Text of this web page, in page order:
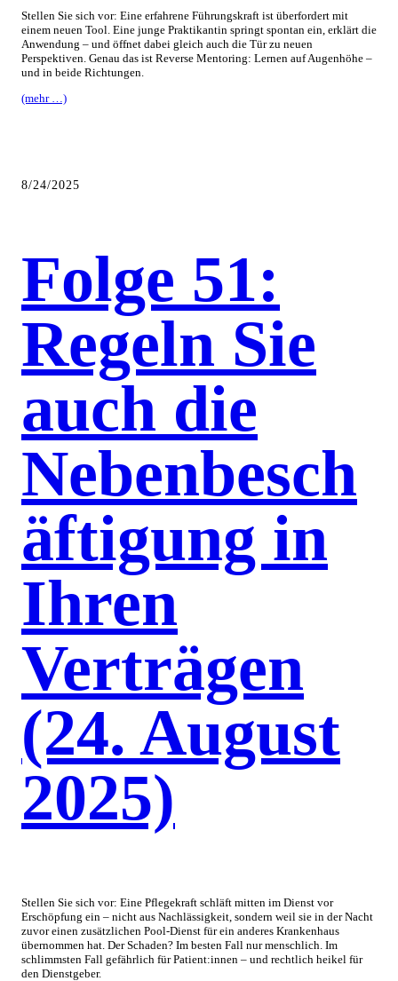
Stellen Sie sich vor: Eine erfahrene Führungskraft ist überfordert mit
einem neuen Tool. Eine junge Praktikantin springt spontan ein, erklärt die
Anwendung – und öffnet dabei gleich auch die Tür zu neuen
Perspektiven. Genau das ist Reverse Mentoring: Lernen auf Augenhöhe –
und in beide Richtungen.
(mehr …)
8/24/2025
Folge 51:
Regeln Sie
auch die
Nebenbesch
äftigung in
Ihren
Verträgen
(24. August
2025)
Stellen Sie sich vor: Eine Pflegekraft schläft mitten im Dienst vor
Erschöpfung ein – nicht aus Nachlässigkeit, sondern weil sie in der Nacht
zuvor einen zusätzlichen Pool-Dienst für ein anderes Krankenhaus
übernommen hat. Der Schaden? Im besten Fall nur menschlich. Im
schlimmsten Fall gefährlich für Patient:innen – und rechtlich heikel für
den Dienstgeber.